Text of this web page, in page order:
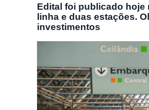
Edital foi publicado hoje
linha e duas estações.
investimentos